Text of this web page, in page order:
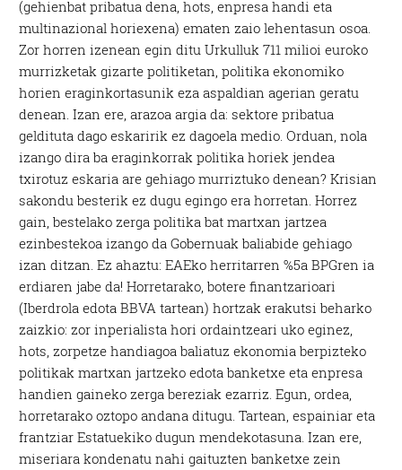
(gehienbat pribatua dena, hots, enpresa handi eta
multinazional horiexena) ematen zaio lehentasun osoa.
Zor horren izenean egin ditu Urkulluk 711 milioi euroko
murrizketak gizarte politiketan, politika ekonomiko
horien eraginkortasunik eza aspaldian agerian geratu
denean. Izan ere, arazoa argia da: sektore pribatua
geldituta dago eskaririk ez dagoela medio. Orduan, nola
izango dira ba eraginkorrak politika horiek jendea
txirotuz eskaria are gehiago murriztuko denean? Krisian
sakondu besterik ez dugu egingo era horretan. Horrez
gain, bestelako zerga politika bat martxan jartzea
ezinbestekoa izango da Gobernuak baliabide gehiago
izan ditzan. Ez ahaztu: EAEko herritarren %5a BPGren ia
erdiaren jabe da! Horretarako, botere finantzarioari
(Iberdrola edota BBVA tartean) hortzak erakutsi beharko
zaizkio: zor inperialista hori ordaintzeari uko eginez,
hots, zorpetze handiagoa baliatuz ekonomia berpizteko
politikak martxan jartzeko edota banketxe eta enpresa
handien gaineko zerga bereziak ezarriz. Egun, ordea,
horretarako oztopo andana ditugu. Tartean, espainiar eta
frantziar Estatuekiko dugun mendekotasuna. Izan ere,
miseriara kondenatu nahi gaituzten banketxe zein